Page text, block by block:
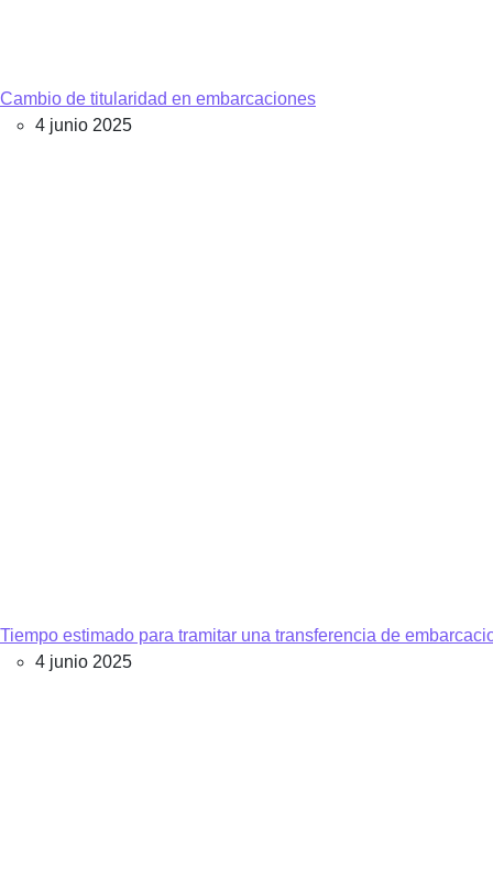
Cambio de titularidad en embarcaciones
4 junio 2025
Tiempo estimado para tramitar una transferencia de
4 junio 2025